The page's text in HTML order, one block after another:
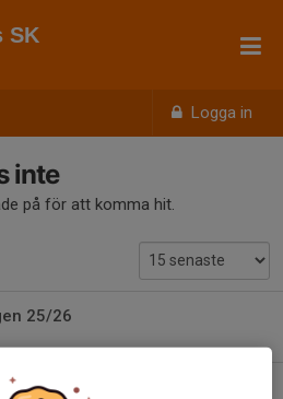
Logga in
SK
inte
på för att komma hit.
25/26